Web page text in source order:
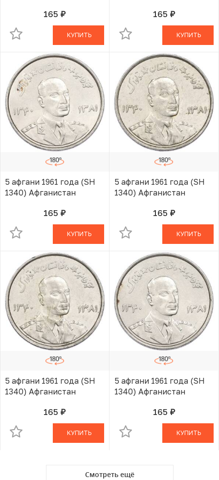
165 руб.В КОРЗИНЕ
КУПИТЬ
165 руб.В КОРЗИНЕ
КУПИТЬ
5 афгани 1961 года (SH
1340) Афганистан
165 руб.В КОРЗИНЕ
КУПИТЬ
5 афгани 1961 года (SH
1340) Афганистан
165 руб.В КОРЗИНЕ
КУПИТЬ
5 афгани 1961 года (SH
1340) Афганистан
165 руб.В КОРЗИНЕ
КУПИТЬ
5 афгани 1961 года (SH
1340) Афганистан
165 руб.В КОРЗИНЕ
КУПИТЬ
Смотреть ещё